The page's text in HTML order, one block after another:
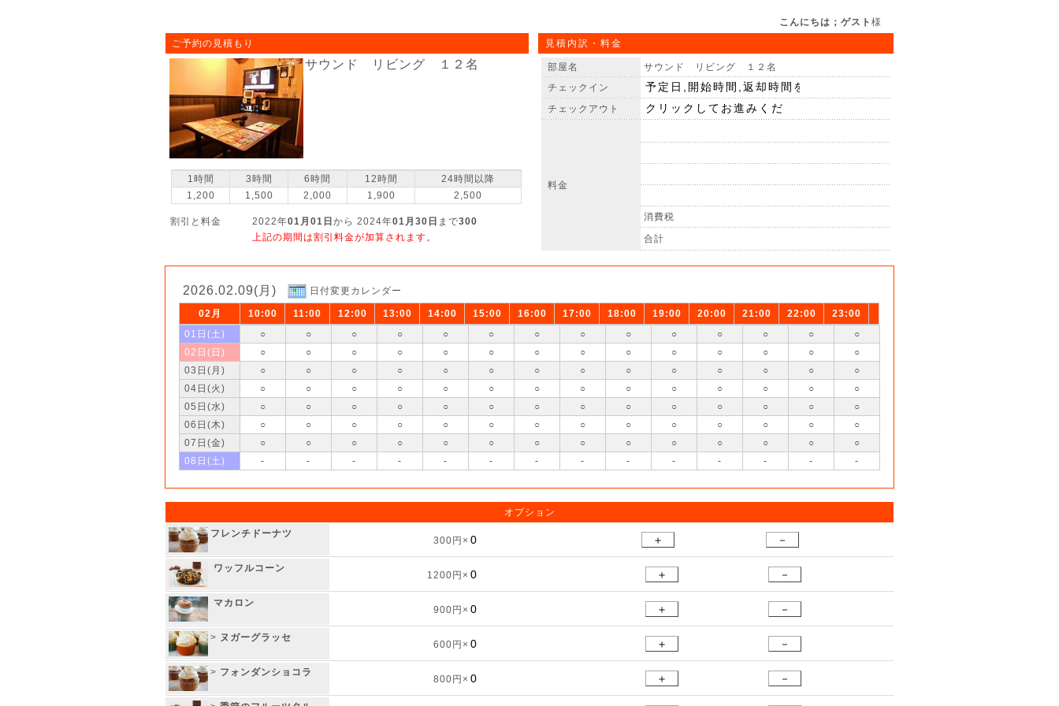
こんにちは；ゲスト 様
ご予約の見積もり
サウンド リビング １２名
1時間 3時間 6時間 12時間
24時間以降
1,200
1,500 2,000 1,900 2,500
割引と料金 2022年01月01日 から 2024年01月30日 まで300
上記の期間は割引料金が加算されます。
見積内訳・料金
部屋名
サウンド リビング １２名
チェックイン
チェックアウト
料金
消費税
合計
2026.02.09(月) 日付変更カレンダー
02月 10:00 11:00 12:00 13:00 14:00 15:00 16:00 17:00 18:00 19:00 20:00 21:00 22:00
23:00
01日(土)
○ ○ ○ ○ ○ ○ ○ ○ ○ ○ ○ ○ ○
○
02日(日)
○ ○ ○ ○ ○ ○ ○ ○ ○ ○ ○ ○ ○
○
03日(月)
○ ○ ○ ○ ○ ○ ○ ○ ○ ○ ○ ○ ○
○
04日(火)
○ ○ ○ ○ ○ ○ ○ ○ ○ ○ ○ ○ ○
○
05日(水)
○ ○ ○ ○ ○ ○ ○ ○ ○ ○ ○ ○ ○
○
06日(木)
○ ○ ○ ○ ○ ○ ○ ○ ○ ○ ○ ○ ○
○
07日(金)
○ ○ ○ ○ ○ ○ ○ ○ ○ ○ ○ ○ ○
○
08日(土)
- - - - - - - - - - - - - -
オプション
フレンチドーナツ
300円× ＋ －
ワッフルコーン
1200円× ＋ －
マカロン
900円× ＋ －
> ヌガーグラッセ
600円× ＋ －
> フォンダンショコラ
800円× ＋ －